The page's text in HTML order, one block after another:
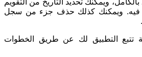
فيه. ويمكنك كذلك حذف جزء من سجل
تتبع التطبيق لك عن طريق الخطوات